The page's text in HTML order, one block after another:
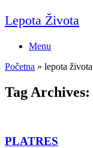
Skip
to
Lepota Života
Menu
Početna » lepota života
Tag Archives:
PLATRES